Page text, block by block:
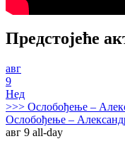
Предстојеће
авг
9
Нед
>>> Ослобођење –
Ослобођење –
авг 9 all-day